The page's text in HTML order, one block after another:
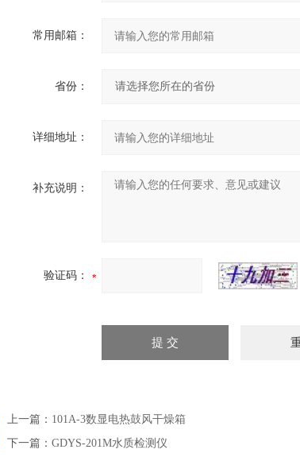
常用邮箱：
省份：
详细地址：
补充说明：
验证码：
上一篇： 101A-3数显电热鼓风干燥箱
下一篇： GDYS-201M水质检测仪